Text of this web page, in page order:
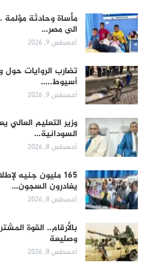
مأساة وحادثة مؤلمة
الى مصر…
أغسطس 9, 2026
تضارب الروايات
أسيوط..…
أغسطس 9, 2026
وزير التعليم العالي
السودانية…
أغسطس 8, 2026
يغادرون السجون…
أغسطس 8, 2026
بالأرقام.. القوة
وصليعة
أغسطس 8, 2026